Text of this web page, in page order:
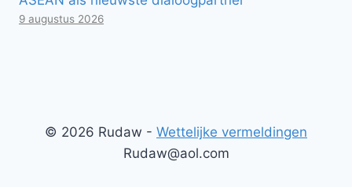
9 augustus 2026
© 2026 Rudaw - Wettelijke vermeldingen
Rudaw@aol.com